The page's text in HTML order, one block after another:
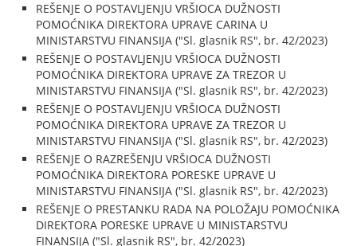
REŠENJE O POSTAVLJENJU VRŠIOCA DUŽNOSTI
POMOĆNIKA DIREKTORA UPRAVE CARINA U
MINISTARSTVU FINANSIJA ("Sl. glasnik RS", br. 42/2023)
REŠENJE O POSTAVLJENJU VRŠIOCA DUŽNOSTI
POMOĆNIKA DIREKTORA UPRAVE ZA TREZOR U
MINISTARSTVU FINANSIJA ("Sl. glasnik RS", br. 42/2023)
REŠENJE O POSTAVLJENJU VRŠIOCA DUŽNOSTI
POMOĆNIKA DIREKTORA UPRAVE ZA TREZOR U
MINISTARSTVU FINANSIJA ("Sl. glasnik RS", br. 42/2023)
REŠENJE O RAZREŠENJU VRŠIOCA DUŽNOSTI
POMOĆNIKA DIREKTORA PORESKE UPRAVE U
MINISTARSTVU FINANSIJA ("Sl. glasnik RS", br. 42/2023)
REŠENJE O PRESTANKU RADA NA POLOŽAJU POMOĆNIKA
DIREKTORA PORESKE UPRAVE U MINISTARSTVU
FINANSIJA ("Sl. glasnik RS", br. 42/2023)